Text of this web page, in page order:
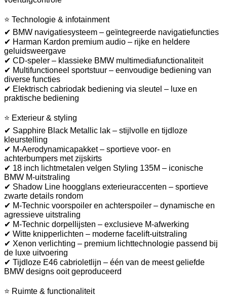
⭐ Technologie & infotainment
✔ BMW navigatiesysteem – geïntegreerde navigatiefuncties
✔ Harman Kardon premium audio – rijke en heldere
geluidsweergave
✔ CD-speler – klassieke BMW multimediafunctionaliteit
✔ Multifunctioneel sportstuur – eenvoudige bediening van
diverse functies
✔ Elektrisch cabriodak bediening via sleutel – luxe en
praktische bediening
⭐ Exterieur & styling
✔ Sapphire Black Metallic lak – stijlvolle en tijdloze
kleurstelling
✔ M-Aerodynamicapakket – sportieve voor- en
achterbumpers met zijskirts
✔ 18 inch lichtmetalen velgen Styling 135M – iconische
BMW M-uitstraling
✔ Shadow Line hoogglans exterieuraccenten – sportieve
zwarte details rondom
✔ M-Technic voorspoiler en achterspoiler – dynamische en
agressieve uitstraling
✔ M-Technic dorpellijsten – exclusieve M-afwerking
✔ Witte knipperlichten – moderne facelift-uitstraling
✔ Xenon verlichting – premium lichttechnologie passend bij
de luxe uitvoering
✔ Tijdloze E46 cabrioletlijn – één van de meest geliefde
BMW designs ooit geproduceerd
⭐ Ruimte & functionaliteit